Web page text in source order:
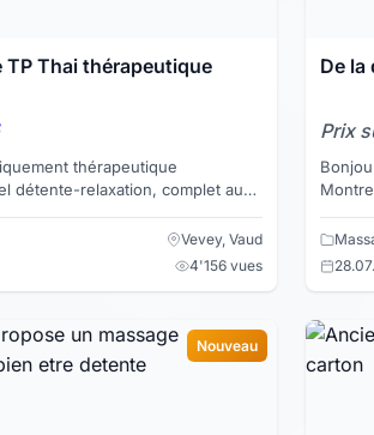
TP Thai thérapeutique
thérapeutique
détente-relaxation, complet aux
de massag...
Vevey, Vaud
4'156 vues
De la
Prix
Bonjour. Jeune masseuse diplômée
Montreux. Le massage
Nouveau